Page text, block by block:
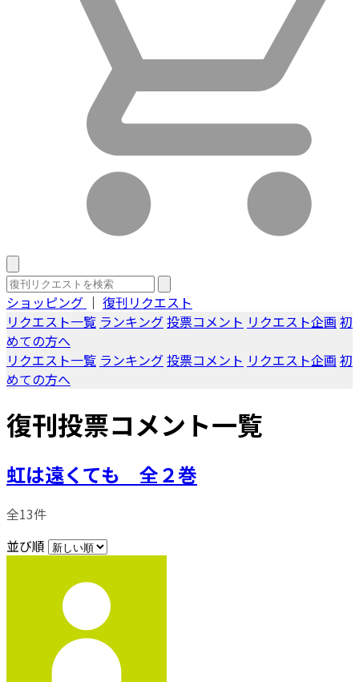
ショッピング ｜ 復刊リクエスト
リクエスト一覧 ランキング投票コメント リクエスト企画 初
めての方へ
リクエスト一覧 ランキング投票コメント リクエスト企画 初
めての方へ
復刊投票コメント一覧
虹は遠くても 全２巻
全13件
並び順